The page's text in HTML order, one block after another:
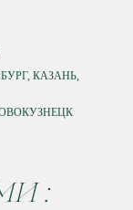
КАЗАНЬ,
: